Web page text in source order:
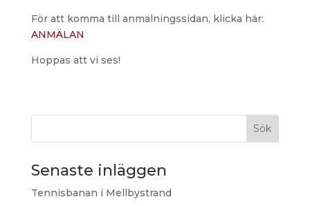
För att komma till anmälningssidan, klicka här:
ANMÄLAN
Hoppas att vi ses!
Sök
Senaste inläggen
Tennisbanan i Mellbystrand